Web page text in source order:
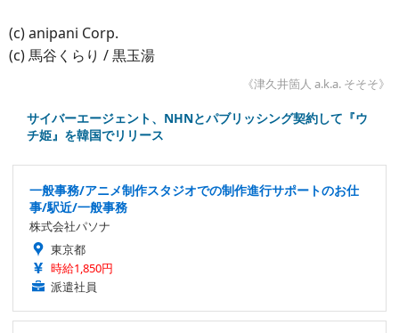
(c) anipani Corp.
(c) 馬谷くらり / 黒玉湯
《津久井箇人 a.k.a. そそそ》
サイバーエージェント、NHNとパブリッシング契約して『ウ
チ姫』を韓国でリリース
一般事務/アニメ制作スタジオでの制作進行サポートのお仕
事/駅近/一般事務
株式会社パソナ
東京都
時給1,850円
派遣社員